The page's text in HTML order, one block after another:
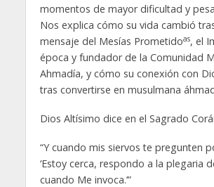
momentos de mayor dificultad y
Nos explica cómo su vida cambió
mensaje del Mesías Prometidoas, el
época y fundador de la Comunidad
Ahmadía, y cómo su conexión con
tras convertirse en musulmana
Dios Altísimo dice en el Sagrado
“Y cuando mis siervos te pregunten
‘Estoy cerca, respondo a la plegaria
cuando Me invoca.’”